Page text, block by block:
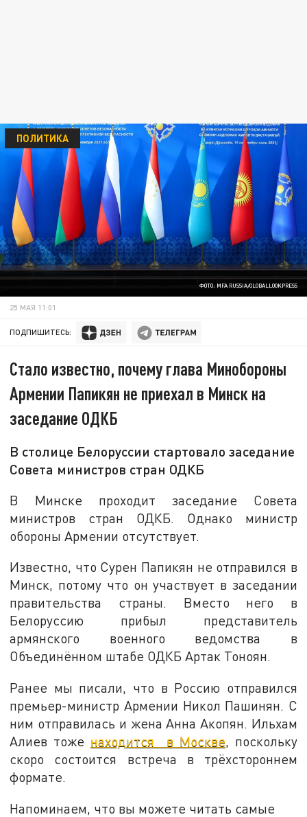
ФОТО: MFA RUSSIA/GLOBALLOOKPRESS
ПОЛИТИКА
25 МАЯ 11:01
ПОДПИШИТЕСЬ:
Стало известно, почему глава Минобороны
Армении Папикян не приехал в Минск на
заседание ОДКБ
В столице Белоруссии стартовало заседание
Совета министров стран ОДКБ
В Минске проходит заседание Совета
министров стран ОДКБ. Однако министр
обороны Армении отсутствует.
Известно, что Сурен Папикян не отправился в
Минск, потому что он участвует в заседании
правительства страны. Вместо него в
Белоруссию прибыл представитель
армянского военного ведомства в
Объединённом штабе ОДКБ Артак Тоноян.
Ранее мы писали, что в Россию отправился
премьер-министр Армении Никол Пашинян. С
ним отправилась и жена Анна Акопян. Ильхам
Алиев тоже находится в Москве, поскольку
скоро состоится встреча в трёхстороннем
формате.
Напоминаем, что вы можете читать самые